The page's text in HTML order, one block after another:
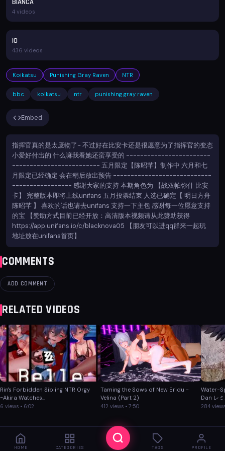
BIANCA
4 videos
IO
436 videos
Koikatsu Punishing Gray Raven NTR
bbc koikatsu ntr punishing gray raven
Embed
指挥官真的是太废物了~ 不过好在比安卡还是很愿意为了指挥官的变态
小爱好付出的 什么嘛我看她还蛮享受的 ------------------------
------------------------- 五月限定【陈昭芊】制作中 六月和七
月限定已经确定 会在稍后放出预告 ----------------------------
----------------- 感谢大家的支持 本期角色为 【战双帕弥什 比安
卡】 完整版本即将上线unifans 五月投票结束 人选已确定【 明日方舟
陈昭芊 】 喜欢的话也请去unifans 支持一下主包 感谢每一位愿意支持
的宝 【赞助方式目前已经开放：高清版本视频请从此赞助获得
https://app.unifans.io/c/blacknova05 【朋友可以进qq群来一起玩
地址放在unifans首页】
COMMENTS
ADD COMMENT
RELATED VIDEOS
Rin's Forbidden Sibling NTR Orgy
~Akira Watches...
6 views • 6:02
Taming the Sows of New Eridu -
Velina (Part 2)
412 views • 7:50
Water-
Dan レ
284
HOME CATEGORIES TAGS PROFILE